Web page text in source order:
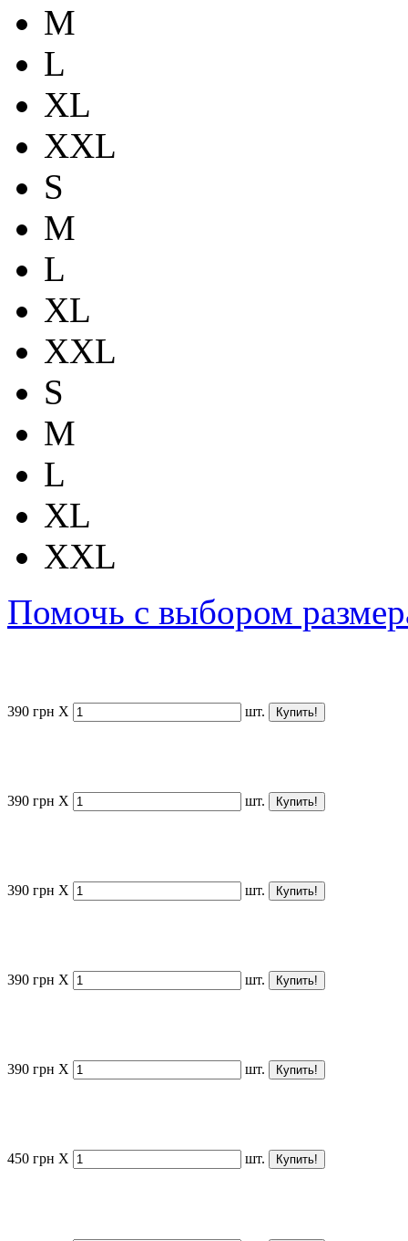
M
L
XL
XXL
S
M
L
XL
XXL
S
M
L
XL
XXL
Помочь с выбором
390 грн X шт.
390 грн X шт.
390 грн X шт.
390 грн X шт.
390 грн X шт.
450 грн X шт.